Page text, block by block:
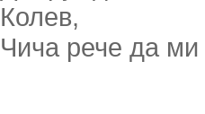
Колев,
Чича рече да